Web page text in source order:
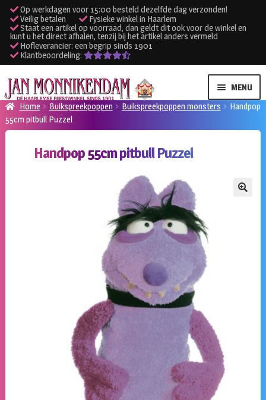
Op werkdagen voor 15:00 besteld dezelfde dag verzonden!
Veilig betalen
Fysieke winkel in Haarlem
Staat een artikel op voorraad, dan geldt dit ook voor de winkel en
kunt u het direct afhalen, tenzij bij het artikel anders vermeld
Hofleverancier: een begrip sinds 1901
Klantbeoordeling:
Ga
door
naar
navigatie
Ga
naar
de
inhoud
MENU
Verhuur kleding
Verhuur apparatuur
Home Buikspreekpoppen Buikspreekpoppen monsters
Handpop
55cm pitbull Puzzel
Handpop 55cm pitbull Puzzel